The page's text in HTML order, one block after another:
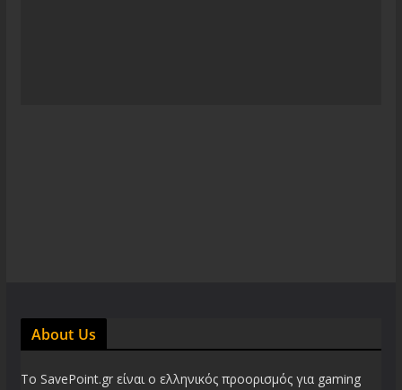
About Us
Το SavePoint.gr είναι ο ελληνικός προορισμός για gaming